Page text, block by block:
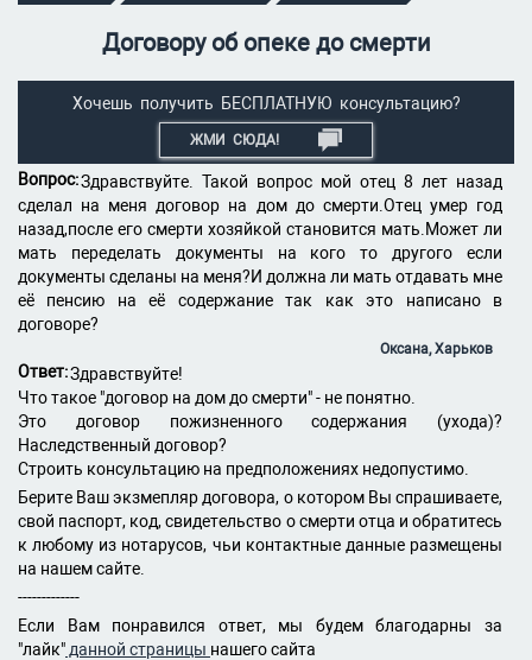
Договору об опеке до смерти
Хочешь получить БЕСПЛАТНУЮ консультацию?
ЖМИ СЮДА!
Вопрос:Здравствуйте. Такой вопрос мой отец 8 лет назад
сделал на меня договор на дом до смерти.Отец умер год
назад,после его смерти хозяйкой становится мать.Может ли
мать переделать документы на кого то другого если
документы сделаны на меня?И должна ли мать отдавать мне
её пенсию на её содержание так как это написано в
договоре?
Оксана, Харьков
Ответ:Здравствуйте!
Что такое "договор на дом до смерти" - не понятно.
Это договор пожизненного содержания (ухода)?
Наследственный договор?
Строить консультацию на предположениях недопустимо.
Берите Ваш экзмепляр договора, о котором Вы спрашиваете,
свой паспорт, код, свидетельство о смерти отца и обратитесь
к любому из нотарусов, чьи контактные данные размещены
на нашем сайте.
-------------
Если Вам понравился ответ, мы будем благодарны за
"лайк" данной страницы нашего сайта